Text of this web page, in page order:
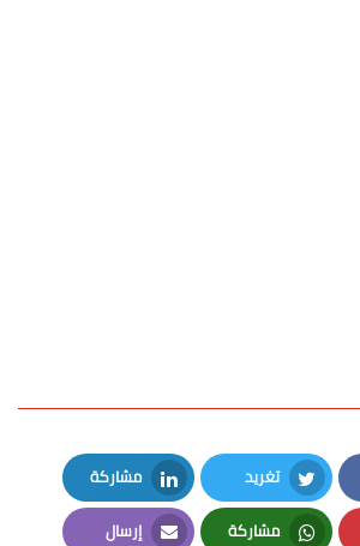
تغريد
Twitter
مشاركة
LinkedIn
مشاركة إرسال